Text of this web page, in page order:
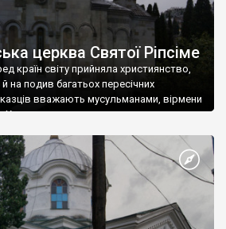
церква Святої Ріпсіме
країн світу прийняла християнство,
на подив багатьох пересічних
вважають мусульманами, вірмени
Христа